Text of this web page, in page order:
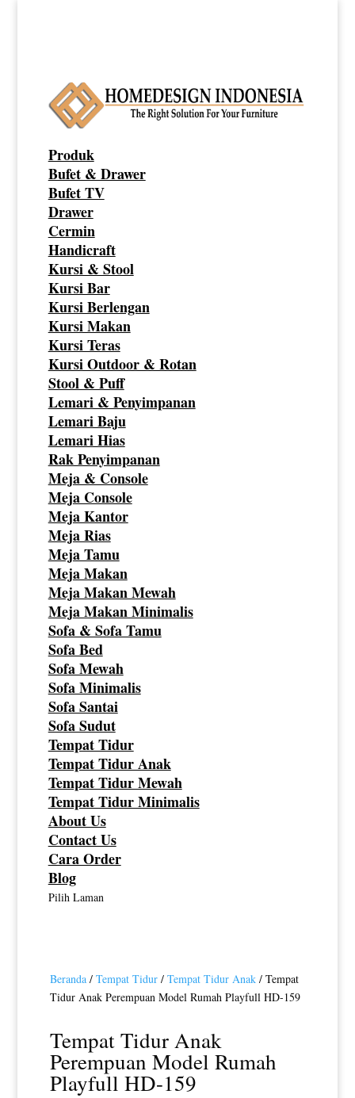
Produk
Bufet & Drawer
Bufet TV
Drawer
Cermin
Handicraft
Kursi & Stool
Kursi Bar
Kursi Berlengan
Kursi Makan
Kursi Teras
Kursi Outdoor & Rotan
Stool & Puff
Lemari & Penyimpanan
Lemari Baju
Lemari Hias
Rak Penyimpanan
Meja & Console
Meja Console
Meja Kantor
Meja Rias
Meja Tamu
Meja Makan
Meja Makan Mewah
Meja Makan Minimalis
Sofa & Sofa Tamu
Sofa Bed
Sofa Mewah
Sofa Minimalis
Sofa Santai
Sofa Sudut
Tempat Tidur
Tempat Tidur Anak
Tempat Tidur Mewah
Tempat Tidur Minimalis
About Us
Contact Us
Cara Order
Blog
Pilih Laman
Beranda/ Tempat Tidur/ Tempat Tidur Anak/ Tempat
Tidur Anak Perempuan Model Rumah Playfull HD-159
Tempat Tidur Anak
Perempuan Model Rumah
Playfull HD-159